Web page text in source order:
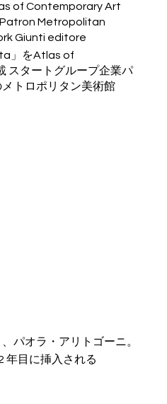
of Contemporary Art
Metropolitan
Giunti editore
」をAtlas of
スタートグループ企業パ
メトロポリタン美術館
パオラ・アリトゴーニ。
年目に挿入される